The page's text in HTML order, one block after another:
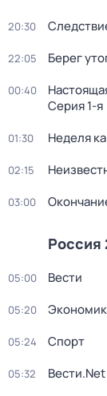
20:30
22:05 Берег
00:40
Серия 1-я
01:30 Неделя
02:15
03:00
Россия
05:00 Вести
05:20
05:24 Спорт
05:32 Вести.Net